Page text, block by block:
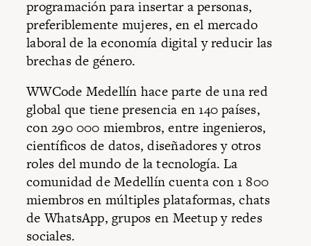
programación para insertar a personas,
preferiblemente mujeres, en el mercado
laboral de la economía digital y reducir las
brechas de género.
WWCode Medellín hace parte de una red
global que tiene presencia en 140 países,
con 290 000 miembros, entre ingenieros,
científicos de datos, diseñadores y otros
roles del mundo de la tecnología. La
comunidad de Medellín cuenta con 1 800
miembros en múltiples plataformas, chats
de WhatsApp, grupos en Meetup y redes
sociales.